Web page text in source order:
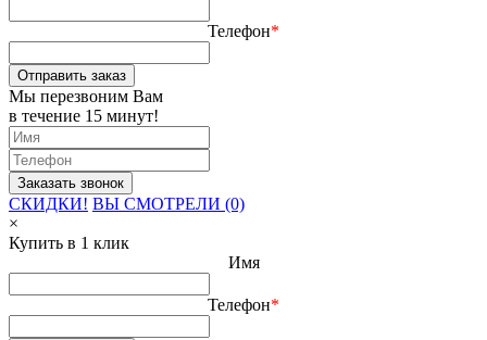
Телефон*
Отправить заказ
Мы перезвоним Вам
в течение 15 минут!
СКИДКИ! ВЫ СМОТРЕЛИ (0)
×
Купить в 1 клик
Имя
Телефон*